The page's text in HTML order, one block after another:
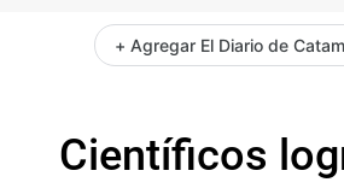
+ Agregar El Diario de
Científicos